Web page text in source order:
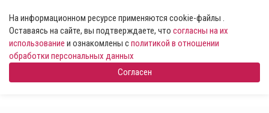
На информационном ресурсе применяются cookie-файлы .
Оставаясь на сайте, вы подтверждаете, что согласны на их
использование и ознакомлены сполитикой в отношении
обработки персональных данных
Согласен